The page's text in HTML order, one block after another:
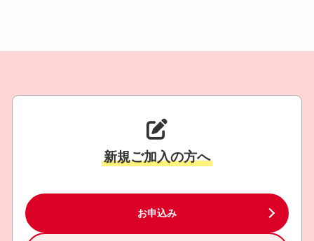
新規ご加入の方へ
お申込み